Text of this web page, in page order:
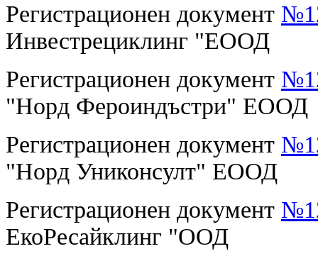
Регистрационен документ
Инвестрециклинг "ЕООД
Регистрационен документ
"Норд Фероиндъстри" ЕООД
Регистрационен документ
"Норд Униконсулт" ЕООД
Регистрационен документ
ЕкоРесайклинг "ООД